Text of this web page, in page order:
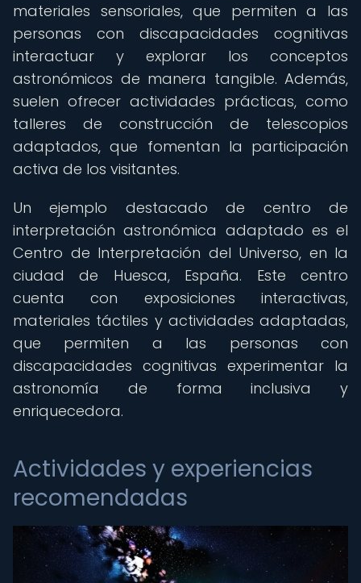
materiales sensoriales, que permiten a las
personas con discapacidades cognitivas
interactuar y explorar los conceptos
astronómicos de manera tangible. Además,
suelen ofrecer actividades prácticas, como
talleres de construcción de telescopios
adaptados, que fomentan la participación
activa de los visitantes.
Un ejemplo destacado de centro de
interpretación astronómica adaptado es el
Centro de Interpretación del Universo, en la
ciudad de Huesca, España. Este centro
cuenta con exposiciones interactivas,
materiales táctiles y actividades adaptadas,
que permiten a las personas con
discapacidades cognitivas experimentar la
astronomía de forma inclusiva y
enriquecedora.
Actividades y experiencias
recomendadas